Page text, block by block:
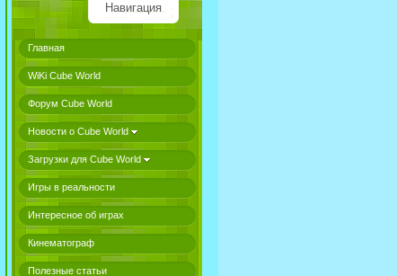
Навигация
Главная
WiKi Cube World
Форум Cube World
Новости о Cube World
Загрузки для Cube World
Игры в реальности
Интересное об играх
Кинематограф
Полезные статьи